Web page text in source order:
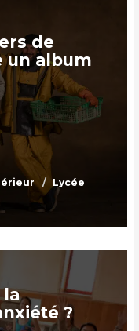
de
un album
Lycée
la
?